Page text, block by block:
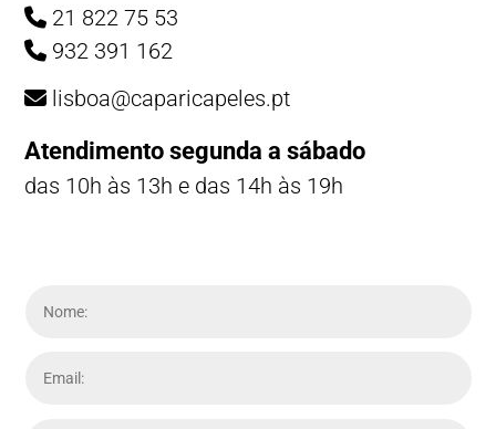
21 822 75 53
932 391 162
lisboa@caparicapeles.pt
Atendimento segunda a sábado
das 10h às 13h e das 14h às 19h